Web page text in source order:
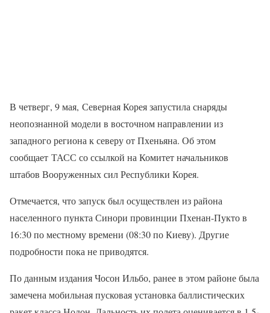
В четверг, 9 мая, Северная Корея запустила снаряды
неопознанной модели в восточном направлении из
западного региона к северу от Пхеньяна. Об этом
сообщает ТАСС со ссылкой на Комитет начальников
штабов Вооруженных сил Республики Корея.
Отмечается, что запуск был осуществлен из района
населенного пункта Синори провинции Пхенан-Пукто в
16:30 по местному времени (08:30 по Киеву). Другие
подробности пока не приводятся.
По данным издания Чосон Ильбо, ранее в этом районе была
замечена мобильная пусковая установка баллистических